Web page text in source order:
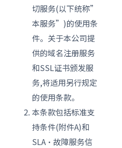
切服务(以下统称”
本服务”)的使用条
件。关于本公司提
供的域名注册服务
和SSL证书颁发服
务,将适用另行规定
的使用条款。
本条款包括标准支
持条件(附件A)和
SLA·故障服务信